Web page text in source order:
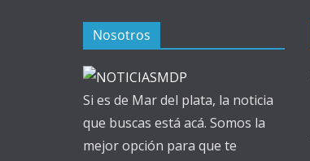
Nosotros
Si es de Mar del plata, la noticia
que buscas está acá. Somos la
mejor opción para que te